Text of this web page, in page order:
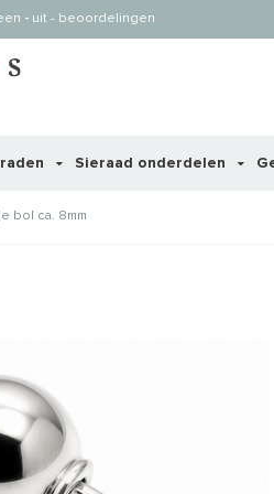
- uit - beoordelingen
Sieraad onderdelen
bol ca. 8mm
producten